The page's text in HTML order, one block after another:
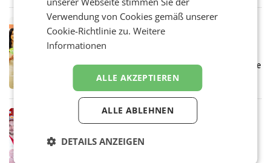
Markterwartung deutlich übertroffen.
RETAIL
Müller informieren am POS über
Kreislauffähigkeit
Über den gesamten August hinweg rücken die
Altstoff Recycling Austria AG (ARA) und der
Handelskonzern Müller die Initiative
„Kreislauf-Helden“ in allen österreichischen
Müller-Filialen
RETAIL
Ober- und Niederösterreich
Verwendung von Cookies gemäß unserer
Cookie-Richtlinie zu.Weitere
Informationen
ALLE AKZEPTIEREN
ALLE ABLEHNEN
DETAILS ANZEIGEN